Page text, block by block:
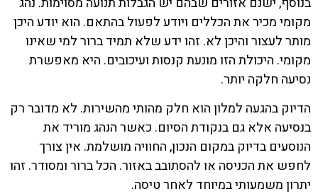
מקומי מכיר את הכללים ויודע לפעול בהתאם. הוא יודע היכן
מותר לעצור והיכן לא. זהו ידע שלא תמיד ברור למי שאינו
מקומי. היכולת הזו מונעת קנסות ועיכובים. היא מאפשרת
נסיעה חלקה יותר.
הדיוק בהגעה למלון הוא חלק מהותי מהשירות. לא מדובר רק
בנסיעה אלא גם בנקודת הסיום. כאשר הנהג מוריד את
הנוסעים בדיוק במקום הנכון, החוויה מושלמת. אין צורך
לחפש את הכניסה או להסתובב באזור. הכל ברור ומסודר. זהו
יתרון משמעותי במיוחד לאחר טיסה.